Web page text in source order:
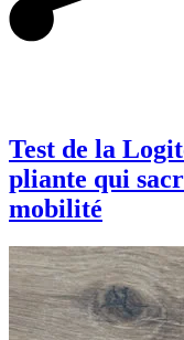
Test de la
pliante qui
mobilité